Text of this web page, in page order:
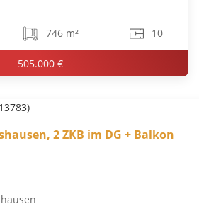
746 m² 10
505.000 €
2 ZKB im DG + Balkon